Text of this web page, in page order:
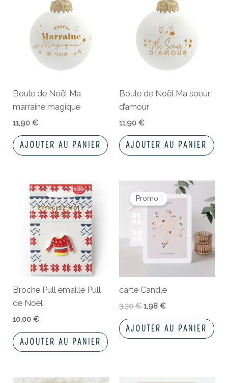
Boule de Noël Ma
marraine magique
11,90€
AJOUTER AU PANIER
Boule de Noël Ma soeur
d’amour
11,90 €
AJOUTER AU PANIER
Broche Pull émaillé Pull
de Noël
10,00€
AJOUTER AU PANIER
Promo !
carte Candle
3,30€
prix
initial
était :
3,30 €.
1,98 €
prix
actuel
est :
1,98 €.
AJOUTER AU PANIER